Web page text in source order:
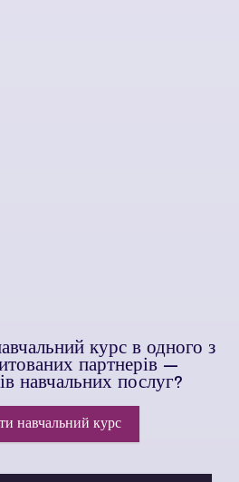
курс в одного з
партнерів —
навчальних послуг?
навчальний курс